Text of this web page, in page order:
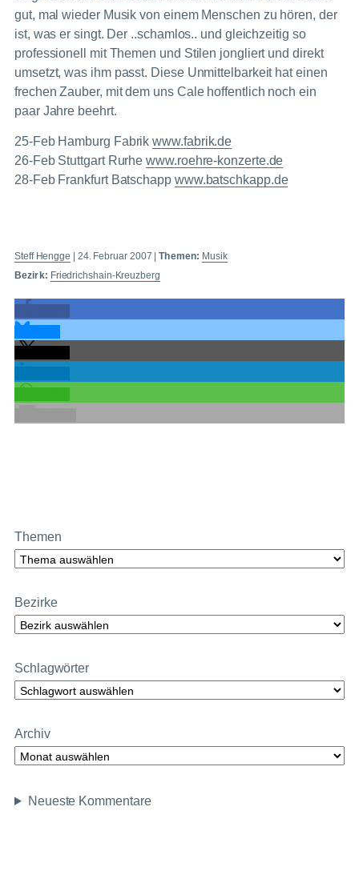
gut, mal wieder Musik von einem Menschen zu hören, der
ist, was er singt. Der ..schamlos.. und gleichzeitig so
professionell mit Themen und Stilen jongliert und direkt
umsetzt, was ihm passt. Diese Unmittelbarkeit hat einen
frechen Zauber, mit dem uns Cale hoffentlich noch ein
paar Jahre beehrt.
25-Feb Hamburg Fabrikwww.fabrik.de
26-Feb Stuttgart Rurhewww.roehre-konzerte.de
28-Feb Frankfurt Batschapp www.batschkapp.de
Steff Hengge 24. Februar 2007 |Themen: Musik
Bezirk: Friedrichshain-Kreuzberg
Themen
Bezirke
Schlagwörter
Archiv
Neueste Kommentare